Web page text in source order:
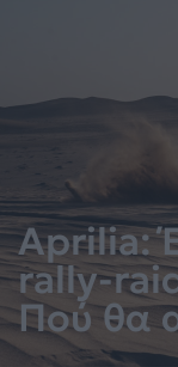
Aprilia:
rally-
Πού θα